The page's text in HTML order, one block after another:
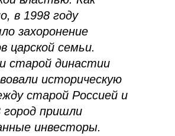
в 1998 году
захоронение
царской семьи.
старой династии
историческую
старой Россией и
город пришли
инвесторы.